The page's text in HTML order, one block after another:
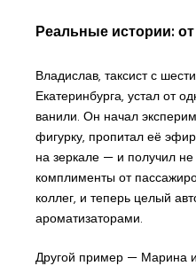
Реальные истории:
Владислав, таксист с
Екатеринбурга, устал от
ванили. Он начал
фигурку, пропитал её
на зеркале — и получил не
комплименты от
коллег, и теперь целый
ароматизаторами.
Другой пример — Марина